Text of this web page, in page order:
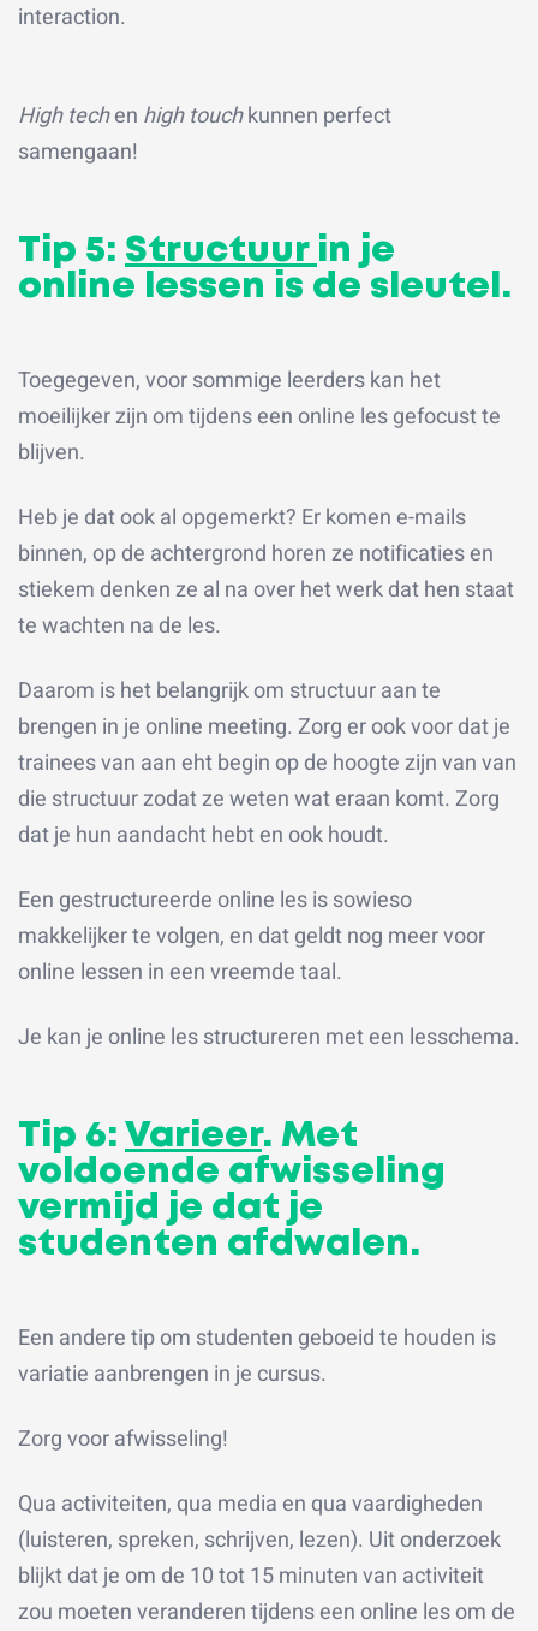
interaction.
High techen high touchkunnen perfect
samengaan!
Tip 5: Structuur in je
online lessen is de sleutel.
Toegegeven, voor sommige leerders kan het
moeilijker zijn om tijdens een online les gefocust te
blijven.
Heb je dat ook al opgemerkt? Er komen e-mails
binnen, op de achtergrond horen ze notificaties en
stiekem denken ze al na over het werk dat hen staat
te wachten na de les.
Daarom is het belangrijk om structuur aan te
brengen in je online meeting. Zorg er ook voor dat je
trainees van aan eht begin op de hoogte zijn van van
die structuur zodat ze weten wat eraan komt. Zorg
dat je hun aandacht hebt en ook houdt.
Een gestructureerde online les is sowieso
makkelijker te volgen, en dat geldt nog meer voor
online lessen in een vreemde taal.
Je kan je online les structureren met een lesschema.
Tip 6: Varieer. Met
voldoende afwisseling
vermijd je dat je
studenten afdwalen.
Een andere tip om studenten geboeid te houden is
variatie aanbrengen in je cursus.
Zorg voor afwisseling!
Qua activiteiten, qua media en qua vaardigheden
(luisteren, spreken, schrijven, lezen). Uit onderzoek
blijkt dat je om de 10 tot 15 minuten van activiteit
zou moeten veranderen tijdens een online les om de